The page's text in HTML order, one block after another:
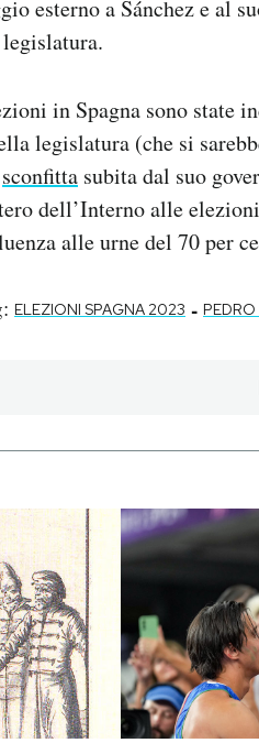
esterno a Sánchez e al
in Spagna sono state
legislatura (che si
sconfitta subita dal suo
dell’Interno alle
alle urne del 70 per
ELEZIONI SPAGNA 2023 -